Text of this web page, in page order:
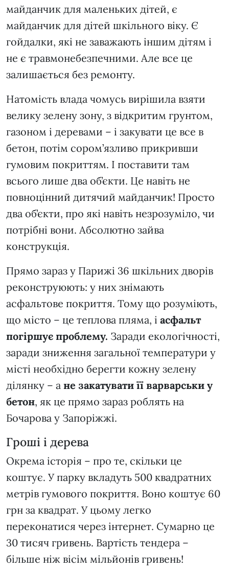
майданчик для маленьких дітей, є
майданчик для дітей шкільного віку. Є
гойдалки, які не заважають іншим дітям і
не є травмонебезпечними. Але все це
залишається без ремонту.
Натомість влада чомусь вирішила взяти
велику зелену зону, з відкритим грунтом,
газоном і деревами – і закувати це все в
бетон, потім сором’язливо прикривши
гумовим покриттям. І поставити там
всього лише два об’єкти. Це навіть не
повноцінний дитячий майданчик! Просто
два об’єкти, про які навіть незрозуміло, чи
потрібні вони. Абсолютно зайва
конструкція.
Прямо зараз у Парижі 36 шкільних дворів
реконструюють: у них знімають
асфальтове покриття. Тому що розуміють,
що місто – це теплова пляма, і асфальт
погіршує проблему. Заради екологічності,
заради зниження загальної температури у
місті необхідно берегти кожну зелену
ділянку – а не закатувати її варварськи у
бетон, як це прямо зараз роблять на
Бочарова у Запоріжжі.
Гроші і дерева
Окрема історія – про те, скільки це
коштує. У парку вкладуть 500 квадратних
метрів гумового покриття. Воно коштує 60
грн за квадрат. У цьому легко
переконатися через інтернет. Сумарно це
30 тисяч гривень. Вартість тендера –
більше ніж вісім мільйонів гривень!